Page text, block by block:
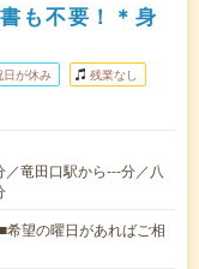
も不要！＊身
日が休み 残業なし
竜田口駅から---分／八
望の曜日があればご相